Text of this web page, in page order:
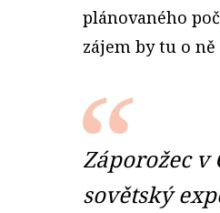
plánovaného
zájem by tu o ně
Záporožec v
sovětský